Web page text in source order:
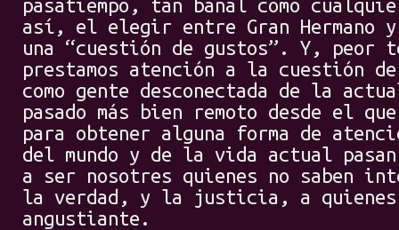
pasatiempo, tan banal como
así, el elegir entre Gran Hermano
una “cuestión de gustos”. Y,
prestamos atención a la cuestión
como gente desconectada de la
pasado más bien remoto desde el
para obtener alguna forma de
del mundo y de la vida actual
a ser nosotres quienes no saben
la verdad, y la justicia, a quienes
angustiante.